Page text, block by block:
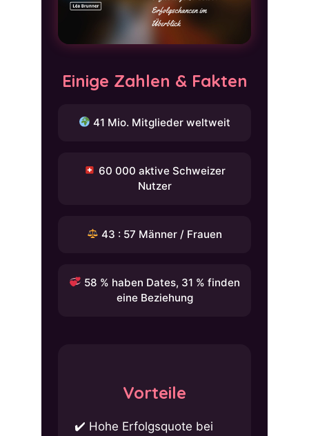
Einige Zahlen & Fakten
41 Mio. Mitglieder weltweit
60 000 aktive Schweizer
Nutzer
43 : 57 Männer / Frauen
58 % haben Dates, 31 % finden
eine Beziehung
Vorteile
Hohe Erfolgsquote bei